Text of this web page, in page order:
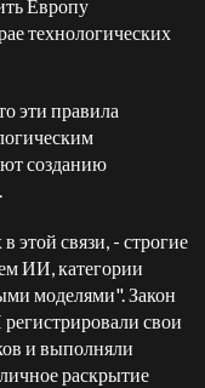
Европу
технологических
эти правила
созданию
этой связи, - строгие
ИИ, категории
моделями". Закон
свои
и выполняли
раскрытие